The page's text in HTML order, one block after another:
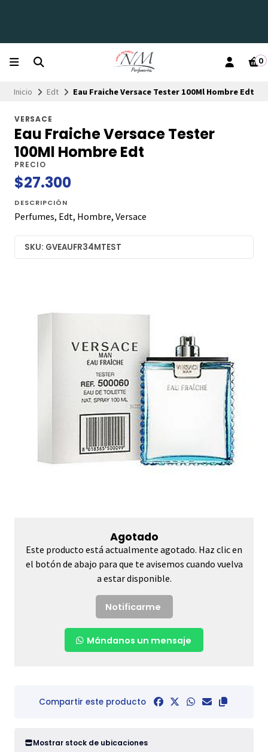
0
Inicio Edt Eau Fraiche Versace Tester 100Ml Hombre Edt
VERSACE
Eau Fraiche Versace Tester
100Ml Hombre Edt
PRECIO
$27.300
DESCRIPCIÓN
Perfumes, Edt, Hombre, Versace
SKU: GVEAUFR34MTEST
Agotado
Este producto está actualmente agotado. Haz clic en
el botón de abajo para que te avisemos cuando vuelva
a estar disponible.
Notificarme
Mándanos un mensaje
Compartir este producto
Mostrar stock de ubicaciones